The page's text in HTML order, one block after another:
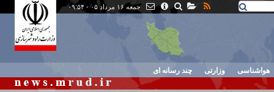
جمعه ۱۶ مرداد ۰۵ - ۰۹:۵۴
هواشناسی وزارتی چند رسانه ای